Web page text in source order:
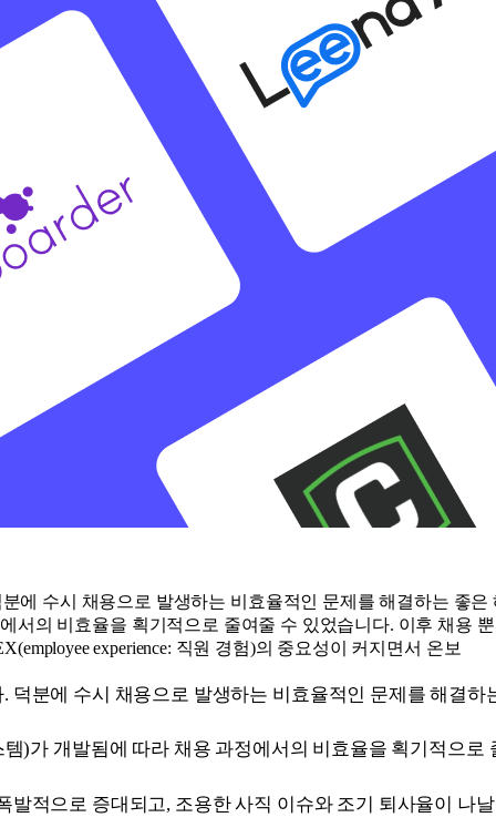
에 수시 채용으로 발생하는 비효율적인 문제를 해결하는 좋
서의 비효율을 획기적으로 줄여줄 수 있었습니다. 이후 채용
experience: 직원 경험)의 중요성이 커지면서 온보
분에 수시 채용으로 발생하는 비효율적인 문제를 해결하
)가 개발됨에 따라 채용 과정에서의 비효율을 획기적으로
적으로 증대되고, 조용한 사직 이슈와 조기 퇴사율이 나